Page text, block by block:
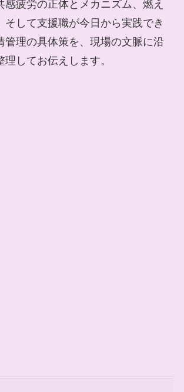
感疲労の正体とメカニズム、燃え
そして支援職が今日から実践でき
管理の具体策を、現場の文脈に沿
してお伝えします。